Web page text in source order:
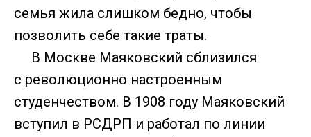
семья жила слишком бедно, чтобы
позволить себе такие траты.
В Москве Маяковский сблизился
с революционно настроенным
студенчеством. В 1908 году Маяковский
вступил в РСДРП и работал по линии